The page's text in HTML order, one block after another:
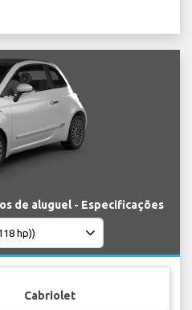
de aluguel - Especificações
Cabriolet